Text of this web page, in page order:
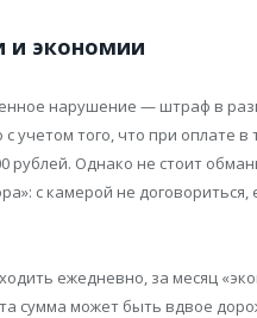
и экономии
нарушение — штраф в
учетом того, что при оплате
рублей. Однако не стоит
с камерой не
ежедневно, за месяц
сумма может быть вдвое